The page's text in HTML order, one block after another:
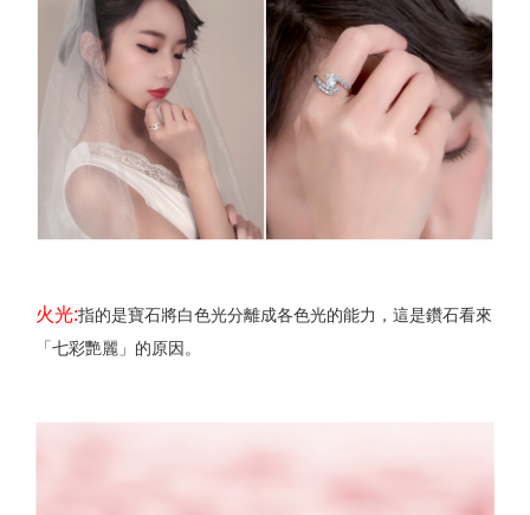
火光:指的是寶石將白色光分離成各色光的能力，這是鑽石看來
「七彩艷麗」的原因。